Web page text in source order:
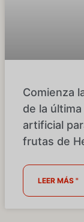
Comienza
de la
artificial
frutas de
LEER MÁS "